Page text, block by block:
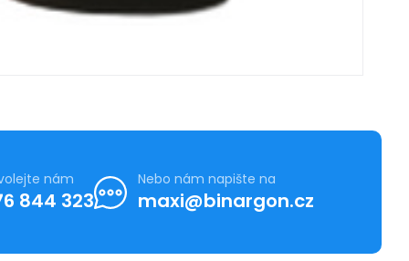
nám
844 323
Nebo nám napište na
maxi@binargon.cz